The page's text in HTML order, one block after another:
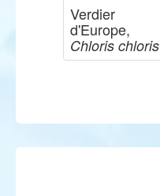
Verdier
d'Europe,
Chloris chloris